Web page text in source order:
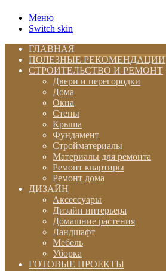
Меню
Switch skin
ГЛАВНАЯ
ПОЛЕЗНЫЕ РЕКОМЕНДАЦИИ
СТРОИТЕЛЬСТВО И РЕМОНТ
Двери и перегородки
Дома
Окна
Стены
Крыша
Фундамент
Стройматериалы
Материалы для ремонта
Ремонт квартиры
Ремонт дома
ДИЗАЙН
Аксессуары
Дизайн интерьера
Домашние растения
Ландшафт
Мебель
Уборка
ГОТОВЫЕ ПРОЕКТЫ